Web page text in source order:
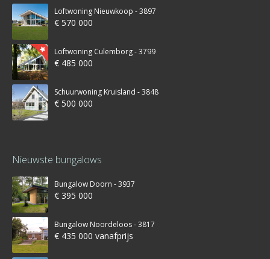
Loftwoning Nieuwkoop - 3897
€ 570 000
Loftwoning Culemborg - 3799
€ 485 000
Schuurwoning Kruisland - 3848
€ 500 000
Nieuwste bungalows
Bungalow Doorn - 3937
€ 395 000
Bungalow Noordeloos - 3817
€ 435 000 vanafprijs